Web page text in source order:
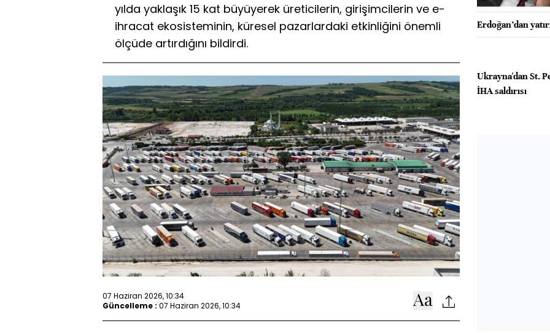
yılda yaklaşık 15 kat büyüyerek üreticilerin, girişimcilerin ve e-
ihracat ekosisteminin, küresel pazarlardaki etkinliğini önemli
ölçüde artırdığını bildirdi.
07 Haziran 2026, 10:34
Güncelleme : 07 Haziran 2026, 10:34
Erdoğan’dan
Ukrayna'dan St.
İHA saldırısı